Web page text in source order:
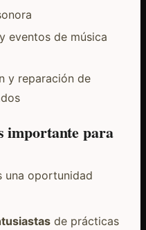
eventos de música
y reparación de
importante para
una oportunidad
de prácticas